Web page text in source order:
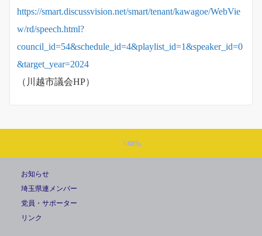
https://smart.discussvision.net/smart/tenant/kawagoe/WebVie
w/rd/speech.html?
council_id=54&schedule_id=4&playlist_id=1&speaker_id=0
&target_year=2024
（川越市議会HP）
お知らせ
埼玉県連メンバー
党員・サポーター
リンク